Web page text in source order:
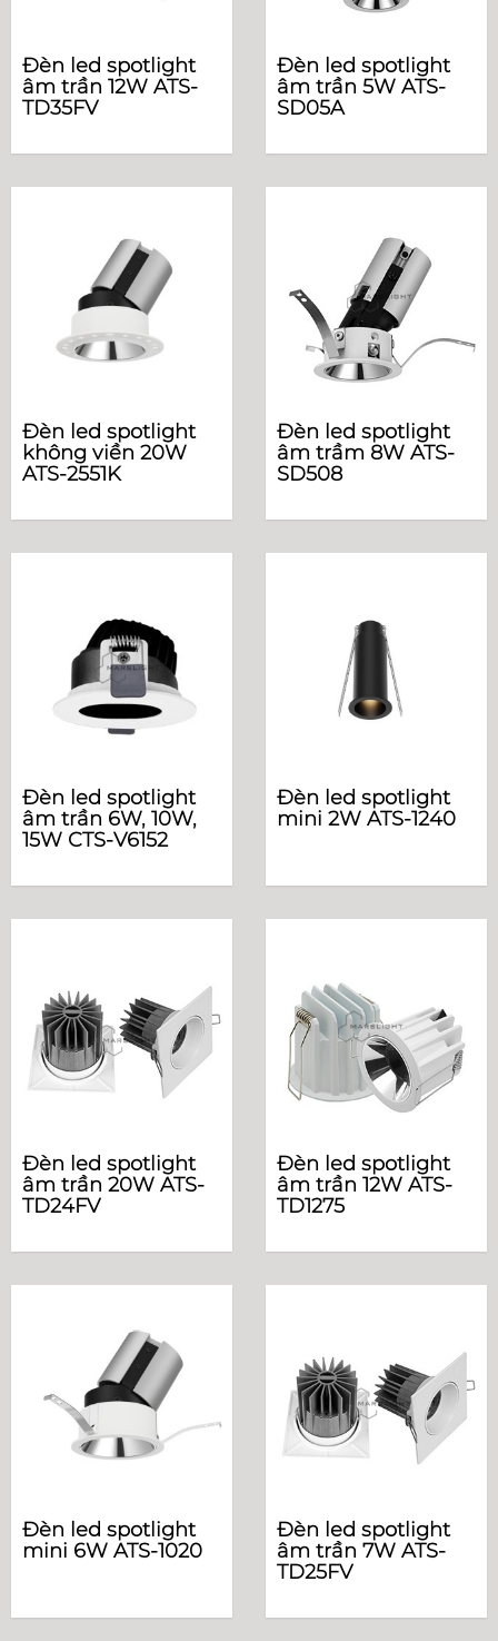
Đèn led spotlight
âm trần 12W ATS-
TD35FV
Đèn led spotlight
âm trần 5W ATS-
SD05A
Đèn led spotlight
không viền 20W
ATS-2551K
Đèn led spotlight
âm trầm 8W ATS-
SD508
Đèn led spotlight
âm trần 6W, 10W,
15W CTS-V6152
Đèn led spotlight
mini 2W ATS-1240
Đèn led spotlight
âm trần 20W ATS-
TD24FV
Đèn led spotlight
âm trần 12W ATS-
TD1275
Đèn led spotlight
mini 6W ATS-1020
Đèn led spotlight
âm trần 7W ATS-
TD25FV